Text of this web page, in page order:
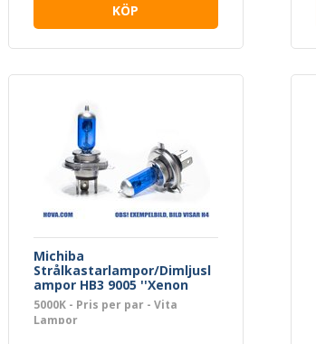
KÖP
Michiba
Strålkastarlampor/Dimljusl
ampor HB3 9005 ''Xenon
White''
5000K - Pris per par - Vita
Lampor